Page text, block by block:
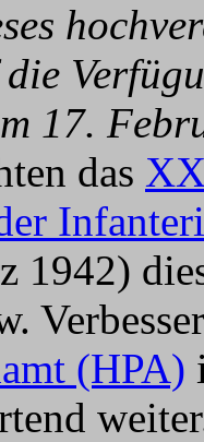
17.
das
1942)
(HPA)